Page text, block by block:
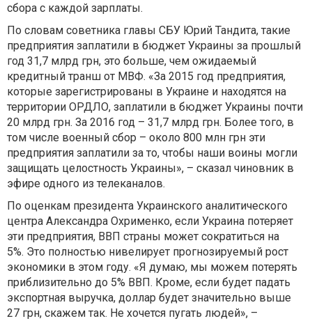
сбора с каждой зарплаты.
По словам советника главы СБУ Юрий Тандита, такие
предприятия заплатили в бюджет Украины за прошлый
год 31,7 млрд грн, это больше, чем ожидаемый
кредитный транш от МВФ. «За 2015 год предприятия,
которые зарегистрированы в Украине и находятся на
территории ОРДЛО, заплатили в бюджет Украины почти
20 млрд грн. За 2016 год – 31,7 млрд грн. Более того, в
том числе военный сбор – около 800 млн грн эти
предприятия заплатили за то, чтобы наши воины могли
защищать целостность Украины», – сказал чиновник в
эфире одного из телеканалов.
По оценкам президента Украинского аналитического
центра Александра Охрименко, если Украина потеряет
эти предприятия, ВВП страны может сократиться на
5%. Это полностью нивелирует прогнозируемый рост
экономики в этом году. «Я думаю, мы можем потерять
приблизительно до 5% ВВП. Кроме, если будет падать
экспортная выручка, доллар будет значительно выше
27 грн, скажем так. Не хочется пугать людей», –